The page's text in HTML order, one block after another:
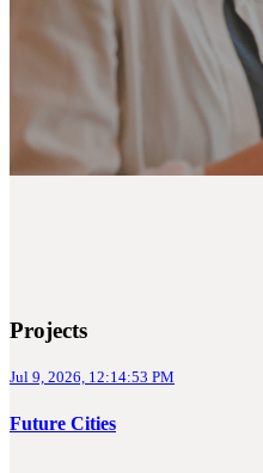
Projects
Jul 9, 2026, 12:14:53 PM
Future Cities